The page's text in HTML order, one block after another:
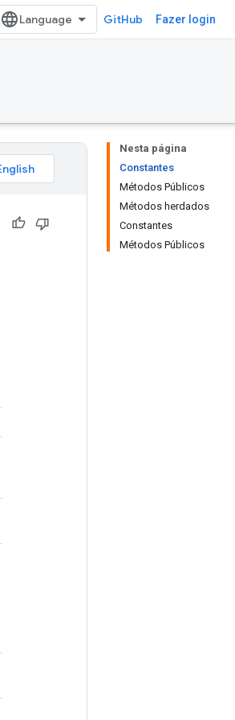
GitHub Fazer login
Nesta página
Constantes
Métodos Públicos
Métodos herdados
Constantes
Métodos Públicos